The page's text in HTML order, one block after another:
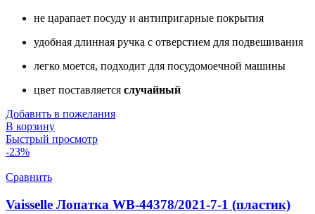
не царапает посуду и антипригарные покрытия
удобная длинная ручка с отверстием для подвешивания
легко моется, подходит для посудомоечной машины
цвет поставляется случайный
Добавить в пожелания
В корзину
Быстрый просмотр
-23%
Сравнить
Vaisselle Лопатка WB-44378/2021-7-1 (пластик)